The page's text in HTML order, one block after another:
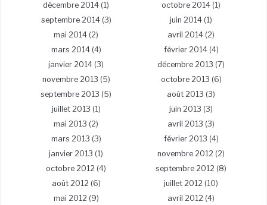
décembre 2014 (1) octobre 2014 (1)
septembre 2014(3) juin 2014 (1)
mai 2014 (2) avril 2014 (2)
mars 2014(4) février 2014(4)
janvier 2014 (3) décembre 2013 (7)
novembre 2013 (5) octobre 2013 (6)
septembre 2013 (5) août 2013 (3)
juillet 2013 (1) juin 2013 (3)
mai 2013 (2) avril 2013 (3)
mars 2013 (3) février 2013 (4)
janvier 2013 (1) novembre 2012 (2)
octobre 2012 (4) septembre 2012 (8)
août 2012 (6) juillet 2012 (10)
mai 2012 (9) avril 2012 (4)